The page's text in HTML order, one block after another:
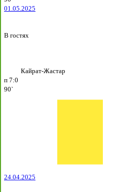
01.05.2025
В гостях
Кайрат-Жастар
п 7:0
90`
24.04.2025